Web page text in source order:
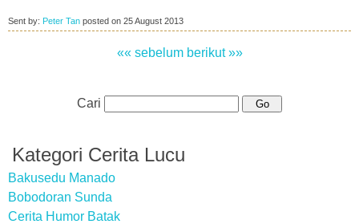
Sent by: Peter Tan posted on 25 August 2013
«« sebelum berikut »»
Cari
Kategori Cerita Lucu
Bakusedu Manado
Bobodoran Sunda
Cerita Humor Batak